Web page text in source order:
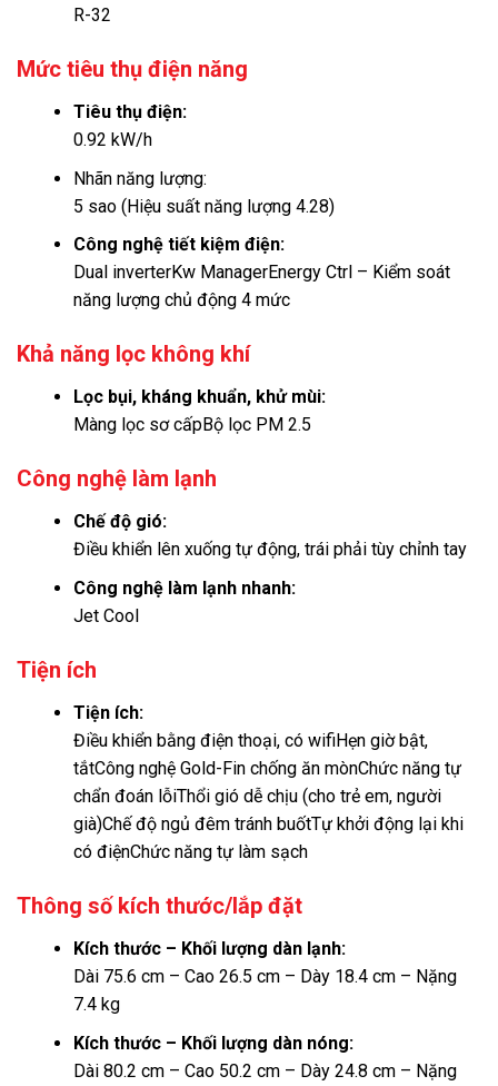
R-32
Mức tiêu thụ điện năng
Tiêu thụ điện:
0.92 kW/h
Nhãn năng lượng:
5 sao (Hiệu suất năng lượng 4.28)
Công nghệ tiết kiệm điện:
Dual inverterKw ManagerEnergy Ctrl – Kiểm soát
năng lượng chủ động 4 mức
Khả năng lọc không khí
Lọc bụi, kháng khuẩn, khử mùi:
Màng lọc sơ cấpBộ lọc PM 2.5
Công nghệ làm lạnh
Chế độ gió:
Điều khiển lên xuống tự động, trái phải tùy chỉnh tay
Công nghệ làm lạnh nhanh:
Jet Cool
Tiện ích
Tiện ích:
Điều khiển bằng điện thoại, có wifiHẹn giờ bật,
tắtCông nghệ Gold-Fin chống ăn mònChức năng tự
chẩn đoán lỗiThổi gió dễ chịu (cho trẻ em, người
già)Chế độ ngủ đêm tránh buốtTự khởi động lại khi
có điệnChức năng tự làm sạch
Thông số kích thước/lắp đặt
Kích thước – Khối lượng dàn lạnh:
Dài 75.6 cm – Cao 26.5 cm – Dày 18.4 cm – Nặng
7.4 kg
Kích thước – Khối lượng dàn nóng:
Dài 80.2 cm – Cao 50.2 cm – Dày 24.8 cm – Nặng